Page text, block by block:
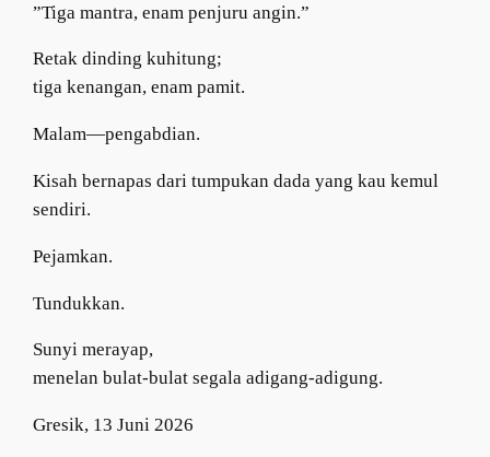
​”Tiga mantra, enam penjuru angin.”
Retak dinding kuhitung;
tiga kenangan, enam pamit.
Malam—pengabdian.
Kisah bernapas dari tumpukan dada yang kau kemul
sendiri.
Pejamkan.
Tundukkan.
Sunyi merayap,
menelan bulat-bulat segala adigang-adigung.
Gresik, 13 Juni 2026